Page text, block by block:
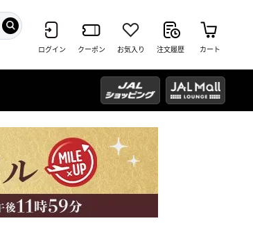
ログイン クーポン お気入り 注文履歴 カート